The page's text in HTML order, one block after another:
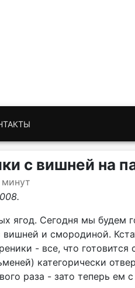
с вишней на
ягод. Сегодня мы будем
и смородиной.
- все, что готовится
категорически
раза - зато теперь ем